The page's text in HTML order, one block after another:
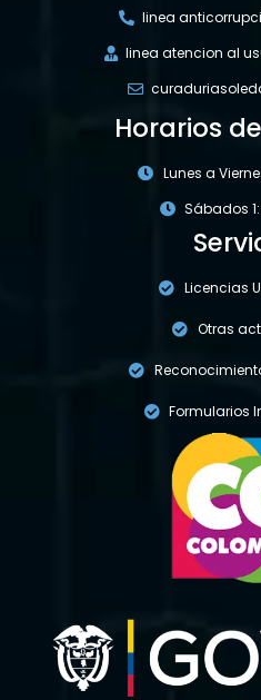
linea
linea atencion al
Horarios
Lunes a
Sábados
Licencias
Otras
Formularios